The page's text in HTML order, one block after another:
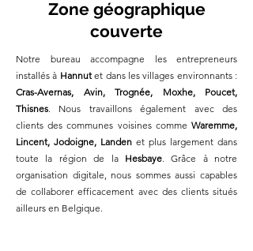
Zone géographique
couverte
Notre bureau accompagne les entrepreneurs
installés à Hannutet dans les villages environnants :
Cras-Avernas, Avin, Trognée, Moxhe, Poucet,
Thisnes. Nous travaillons également avec des
clients des communes voisines comme Waremme,
Lincent, Jodoigne, Landen et plus largement dans
toute la région de la Hesbaye. Grâce à notre
organisation digitale, nous sommes aussi capables
de collaborer efficacement avec des clients situés
ailleurs en Belgique.